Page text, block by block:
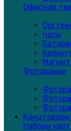
Офисная
Часы
Фоторамки
Наборы